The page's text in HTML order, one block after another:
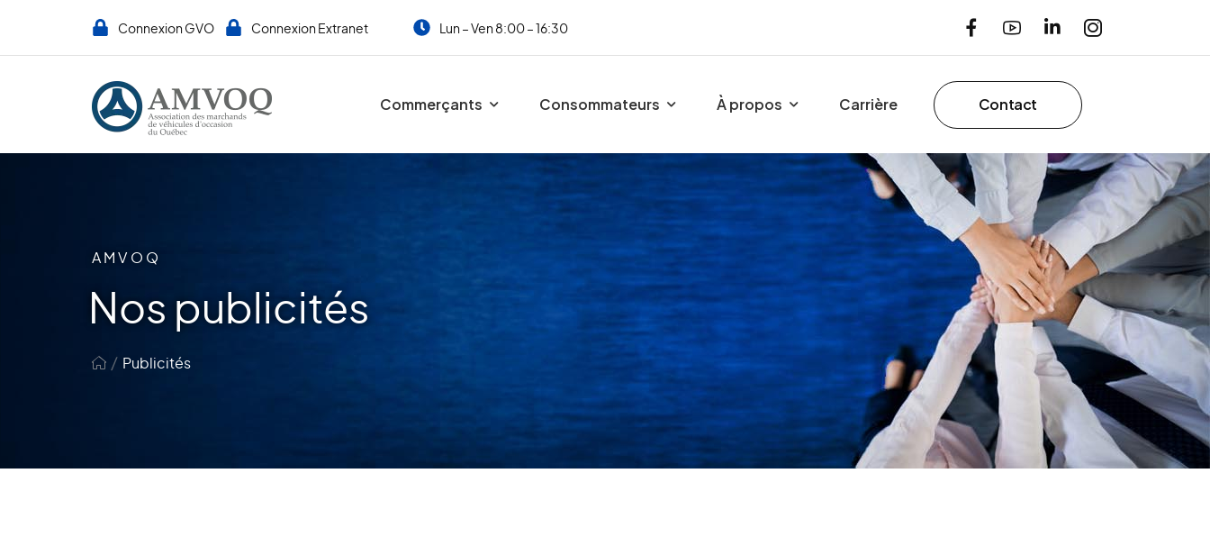
Connexion GVO Connexion Extranet Lun – Ven 8:00 – 16:30
Commerçants Consommateurs À propos Carrière Contact
AMVOQ
Nos publicités
/ Publicités